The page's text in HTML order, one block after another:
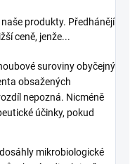
produkty. Předhánějí
ceně, jenže...
suroviny obyčejný
obsažených
nepozná. Nicméně
účinky, pokud
mikrobiologické